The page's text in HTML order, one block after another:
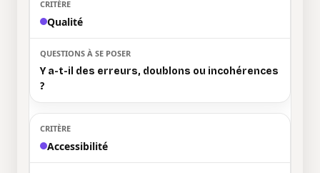
Qualité
Y a-t-il des erreurs, doublons ou incohérences
?
Accessibilité